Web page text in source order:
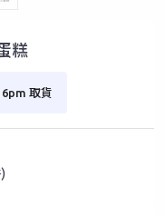
糕
取貨